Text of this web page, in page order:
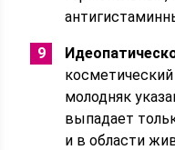
молодняк
выпадает
и в области